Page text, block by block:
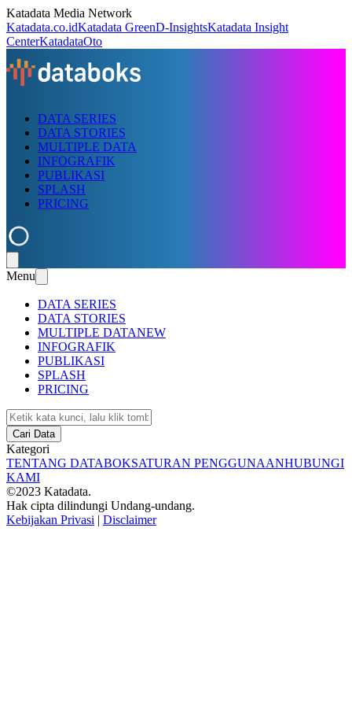
Katadata Media Network
Katadata.co.idKatadata GreenD-InsightsKatadata Insight
CenterKatadataOto
DATA SERIES
DATA STORIES
MULTIPLE DATA
INFOGRAFIK
PUBLIKASI
SPLASH
PRICING
Menu
DATA SERIES
DATA STORIES
MULTIPLE DATANEW
INFOGRAFIK
PUBLIKASI
SPLASH
PRICING
Cari Data
Kategori
TENTANG DATABOKSATURAN PENGGUNAANHUBUNGI
KAMI
©2023 Katadata.
Hak cipta dilindungi Undang-undang.
Kebijakan Privasi | Disclaimer